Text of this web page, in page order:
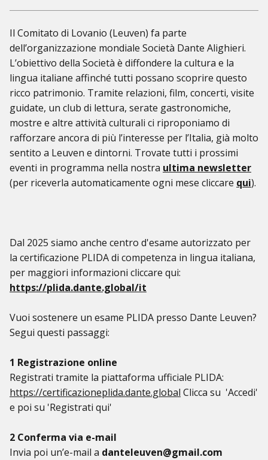
Il Comitato di Lovanio (Leuven) fa parte
dell’organizzazione mondiale Società Dante Alighieri.
L’obiettivo della Società è diffondere la cultura e la
lingua italiane affinché tutti possano scoprire questo
ricco patrimonio. Tramite relazioni, film, concerti, visite
guidate, un club di lettura, serate gastronomiche,
mostre e altre attività culturali ci riproponiamo di
rafforzare ancora di più l’interesse per l’Italia, già molto
sentito a Leuven e dintorni. Trovate tutti i prossimi
eventi in programma nella nostra ultima newsletter
(per riceverla automaticamente ogni mese cliccare qui).
Dal 2025 siamo anche centro d'esame autorizzato per
la certificazione PLIDA di competenza in lingua italiana,
per maggiori informazioni cliccare qui:
https://plida.dante.global/it
Vuoi sostenere un esame PLIDA presso Dante Leuven?
Segui questi passaggi:
1 Registrazione online
Registrati tramite la piattaforma ufficiale PLIDA:
https://certificazioneplida.dante.global Clicca su 'Accedi'
e poi su 'Registrati qui'
2 Conferma via e-mail
Invia poi un’e-mail a danteleuven@gmail.com